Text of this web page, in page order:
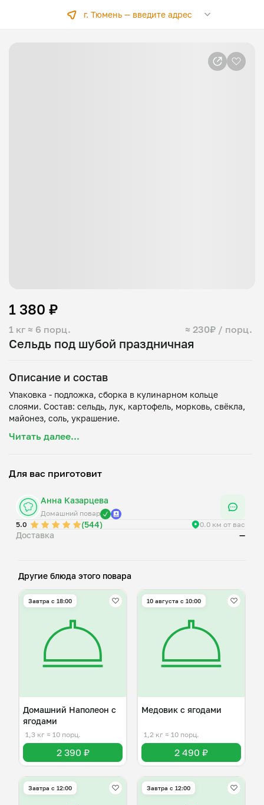
г. Тюмень — введите адрес
Сельдь под шубой праздничная
1 кг ≈ 6 порц. ≈ 230₽ / порц.
1 380 ₽
Описание и состав
Упаковка - подложка, сборка в кулинарном кольце
слоями. Состав: сельдь, лук, картофель, морковь, свёкла,
Читать далее...
Для вас приготовит
Анна Казарцева
Домашний повар
5.0
(544) 0.0 км от вас
Доставка —
Другие блюда этого повара
Завтра c 18:00
Домашний Наполеон с
ягодами
1,3 кг ≈ 10 порц.
2 390 ₽
10 августа с 10:00
Медовик с ягодами
1,2 кг ≈ 10 порц.
2 490 ₽
Завтра c 12:00 Завтра c 12:00